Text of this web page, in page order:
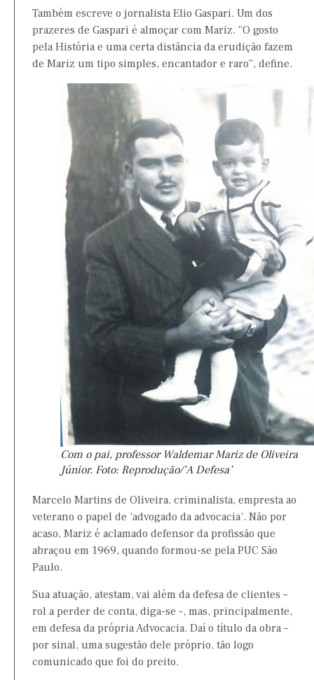
Também escreve o jornalista Elio Gaspari. Um dos
prazeres de Gaspari é almoçar com Mariz. “O gosto
pela História e uma certa distância da erudição fazem
de Mariz um tipo simples, encantador e raro”, define.
Com o pai, professor Waldemar Mariz de Oliveira
Júnior. Foto: Reprodução/’A Defesa’
Marcelo Martins de Oliveira, criminalista, empresta ao
veterano o papel de ‘advogado da advocacia’. Não por
acaso, Mariz é aclamado defensor da profissão que
abraçou em 1969, quando formou-se pela PUC São
Paulo.
Sua atuação, atestam, vai além da defesa de clientes –
rol a perder de conta, diga-se -, mas, principalmente,
em defesa da própria Advocacia. Daí o título da obra –
por sinal, uma sugestão dele próprio, tão logo
comunicado que foi do preito.